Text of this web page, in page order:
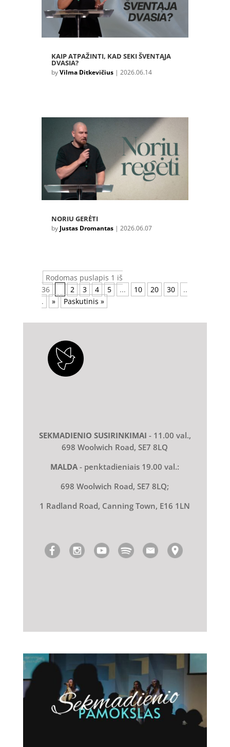
KAIP ATPAŽINTI, KAD SEKI ŠVENTĄJA
DVASIA?
byVilma Ditkevičius| 2026.06.14
NORIU GERĖTI
by Justas Dromantas| 2026.06.07
Rodomas puslapis 1 iš
36
2 3 4 5 ... 10 20 30
..
.
» Paskutinis »
SEKMADIENIO SUSIRINKIMAI - 11.00 val.,
698 Woolwich Road, SE7 8LQ
MALDA- penktadieniais 19.00 val.:
698 Woolwich Road, SE7 8LQ;
1 Radland Road, Canning Town, E16 1LN